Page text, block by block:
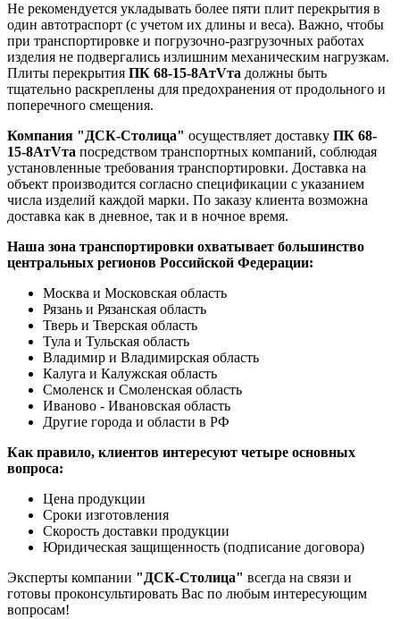
Не рекомендуется укладывать более пяти плит перекрытия в
один автотраспорт (с учетом их длины и веса). Важно, чтобы
при транспортировке и погрузочно-разгрузочных работах
изделия не подвергались излишним механическим нагрузкам.
Плиты перекрытия ПК 68-15-8AтVта должны быть
тщательно раскреплены для предохранения от продольного и
поперечного смещения.
Компания "ДСК-Столица" осуществляет доставку ПК 68-
15-8AтVта посредством транспортных компаний, соблюдая
установленные требования транспортировки. Доставка на
объект производится согласно спецификации с указанием
числа изделий каждой марки. По заказу клиента возможна
доставка как в дневное, так и в ночное время.
Наша зона транспортировки охватывает большинство
центральных регионов Российской Федерации:
Москва и Московская область
Рязань и Рязанская область
Тверь и Тверская область
Тула и Тульская область
Владимир и Владимирская область
Калуга и Калужская область
Смоленск и Смоленская область
Иваново - Ивановская область
Другие города и области в РФ
Как правило, клиентов интересуют четыре основных
вопроса:
Цена продукции
Сроки изготовления
Скорость доставки продукции
Юридическая защищенность (подписание договора)
Эксперты компании "ДСК-Столица" всегда на связи и
готовы проконсультировать Вас по любым интересующим
вопросам!